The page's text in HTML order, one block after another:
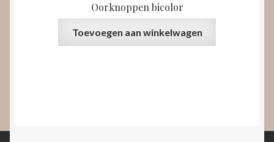
Oorknoppen bicolor
Toevoegen aan winkelwagen